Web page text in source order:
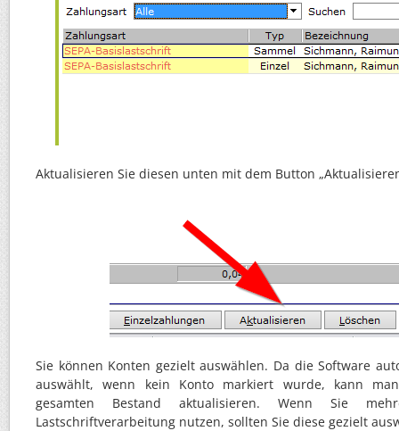
Aktualisieren Sie diesen unten mit dem Button
Sie können Konten gezielt auswählen. Da die Software
auswählt, wenn kein Konto markiert wurde, kann
gesamten Bestand aktualisieren. Wenn Sie
Lastschriftverarbeitung nutzen, sollten Sie diese gezielt